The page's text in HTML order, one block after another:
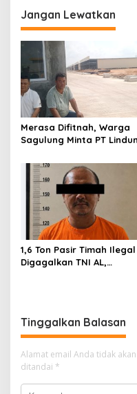
a
s
p
o
s
Jangan Lewatkan
Merasa Difitnah, Warga
Sagulung Minta PT
Perlakuan Merendahkan
Masyarakat
1,6 Ton Pasir Timah Ilegal
Digagalkan TNI AL,
Tinggalkan Balasan
Alamat email Anda tidak
ditandai *